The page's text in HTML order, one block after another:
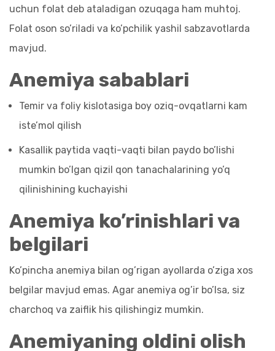
uchun folat deb ataladigan ozuqaga ham muhtoj.
Folat oson so’riladi va ko’pchilik yashil sabzavotlarda
mavjud.
Anemiya sabablari
Temir va foliy kislotasiga boy oziq-ovqatlarni kam
iste’mol qilish
Kasallik paytida vaqti-vaqti bilan paydo bo’lishi
mumkin bo’lgan qizil qon tanachalarining yo’q
qilinishining kuchayishi
Anemiya ko’rinishlari va
belgilari
Ko’pincha anemiya bilan og’rigan ayollarda o’ziga xos
belgilar mavjud emas. Agar anemiya og’ir bo’lsa, siz
charchoq va zaiflik his qilishingiz mumkin.
Anemiyaning oldini olish